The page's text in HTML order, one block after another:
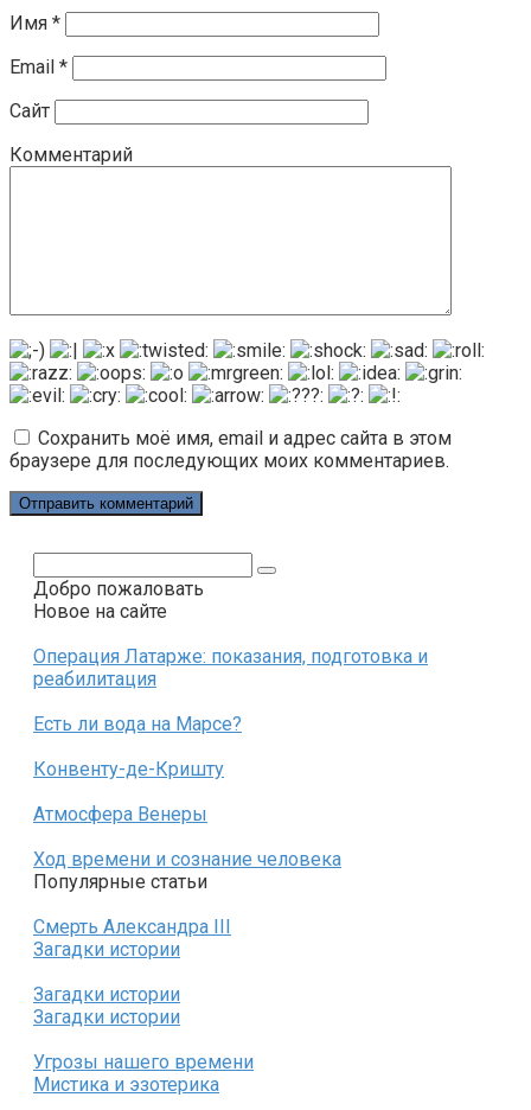
Имя *
Email *
Сайт
Комментарий
Сохранить моё имя, email и адрес сайта в этом
браузере для последующих моих комментариев.
Добро пожаловать
Новое на сайте
Операция Латарже: показания, подготовка и
реабилитация
Есть ли вода на Марсе?
Конвенту-де-Кришту
Атмосфера Венеры
Ход времени и сознание человека
Популярные статьи
Смерть Александра III
Загадки истории
Загадки истории
Загадки истории
Угрозы нашего времени
Мистика и эзотерика